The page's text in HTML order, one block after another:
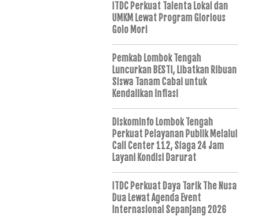
ITDC Perkuat Talenta Lokal dan
UMKM Lewat Program Glorious
Golo Mori
Pemkab Lombok Tengah
Luncurkan BESTI, Libatkan Ribuan
Siswa Tanam Cabai untuk
Kendalikan Inflasi
Diskominfo Lombok Tengah
Perkuat Pelayanan Publik Melalui
Call Center 112, Siaga 24 Jam
Layani Kondisi Darurat
ITDC Perkuat Daya Tarik The Nusa
Dua Lewat Agenda Event
Internasional Sepanjang 2026